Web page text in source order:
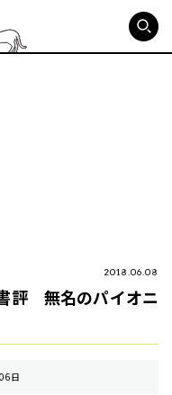
2018.06.08
評 無名のパイオニ
日